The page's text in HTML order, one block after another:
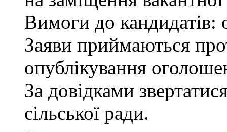
Вимоги до кандидатів:
Заяви приймаються
опублікування
За довідками
сільської ради.